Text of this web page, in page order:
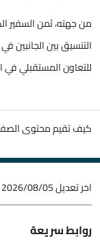
من جهته، ثمن السفير
التنسيق بين
للتعاون المستقبلي في
كيف تقيم محتوى
اخر تعديل2026/08/05
روابط سريعة